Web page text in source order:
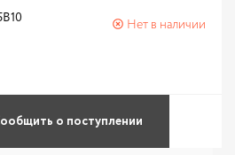
Нет в наличии
о поступлении